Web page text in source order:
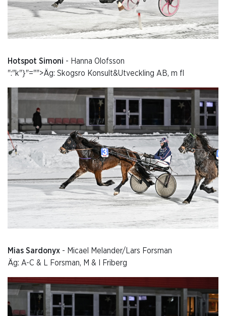
Hotspot Simoni - Hanna Olofsson
":"k"}"="">Äg: Skogsro Konsult&Utveckling AB, m fl
Mias Sardonyx - Micael Melander/Lars Forsman
Äg: A-C & L Forsman, M & I Friberg